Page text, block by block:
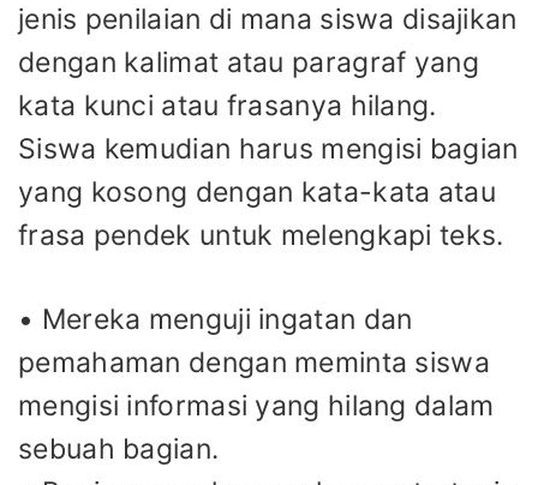
jenis penilaian di mana siswa disajikan
dengan kalimat atau paragraf yang
kata kunci atau frasanya hilang.
Siswa kemudian harus mengisi bagian
yang kosong dengan kata-kata atau
frasa pendek untuk melengkapi teks.
• Mereka menguji ingatan dan
pemahaman dengan meminta siswa
mengisi informasi yang hilang dalam
sebuah bagian.